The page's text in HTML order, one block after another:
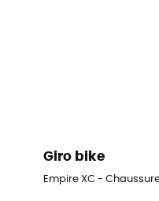
Giro bike
Empire XC -